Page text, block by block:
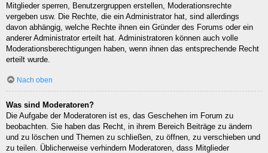
Mitglieder sperren, Benutzergruppen erstellen, Moderationsrechte
vergeben usw. Die Rechte, die ein Administrator hat, sind allerdings
davon abhängig, welche Rechte ihnen ein Gründer des Forums oder ein
anderer Administrator erteilt hat. Administratoren können auch volle
Moderationsberechtigungen haben, wenn ihnen das entsprechende Recht
erteilt wurde.
Nach oben
Was sind Moderatoren?
Die Aufgabe der Moderatoren ist es, das Geschehen im Forum zu
beobachten. Sie haben das Recht, in ihrem Bereich Beiträge zu ändern
und zu löschen und Themen zu schließen, zu öffnen, zu verschieben und
zu teilen. Üblicherweise verhindern Moderatoren, dass Mitglieder